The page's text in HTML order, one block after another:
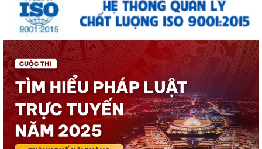
1/2.000 quận Lê Chân đến năm 2040
Thông báo về việc tăng cường bảo đảm trật tự an toàn giao thông,
trật tự đường hè trên địa bàn...
Thông báo về việc di dời các cơ sở sản xuất, kinh doanh đang thuê đất,
thuê mặt bằng của Công ty Cổ...
THÔNG BÁO TƯ VẤN PHÁP LUẬT MIỄN PHÍ CHO NHÂN DÂN
LỄ CẦU SIÊU TƯỞNG NIỆM ANH LINH CÁC ANH HÙNG LIỆT SĨ TẠI ĐỀN
LIỆT SĨ PHƯỜNG AN BIÊN - LÊ CHÂN